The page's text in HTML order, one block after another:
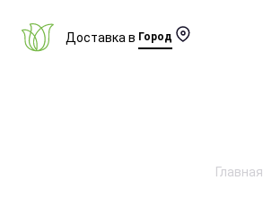
Доставка в Город
Главная